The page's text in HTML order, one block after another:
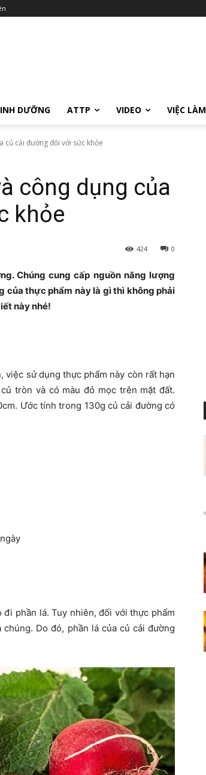
DƯỠNG ATTP VIDEO VIỆC LÀM
củ cải đường đối với sức khỏe
công dụng của
khỏe
0
424
Chúng cung cấp nguồn năng lượng
của thực phẩm này là gì thì không phải
này nhé!
việc sử dụng thực phẩm này còn rất hạn
tròn và có màu đỏ mọc trên mặt đất.
Ước tính trong 130g củ cải đường có
phần lá. Tuy nhiên, đối với thực phẩm
Do đó, phần lá của củ cải đường